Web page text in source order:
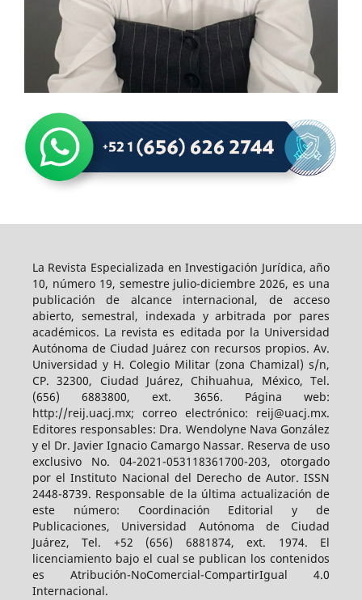
La Revista Especializada en Investigación Jurídica, año
10, número 19, semestre julio-diciembre 2026, es una
publicación de alcance internacional, de acceso
abierto, semestral, indexada y arbitrada por pares
académicos. La revista es editada por la Universidad
Autónoma de Ciudad Juárez con recursos propios. Av.
Universidad y H. Colegio Militar (zona Chamizal) s/n,
CP. 32300, Ciudad Juárez, Chihuahua, México, Tel.
(656) 6883800, ext. 3656. Página web:
http://reij.uacj.mx; correo electrónico: reij@uacj.mx.
Editores responsables: Dra. Wendolyne Nava González
y el Dr. Javier Ignacio Camargo Nassar. Reserva de uso
exclusivo No. 04-2021-053118361700-203, otorgado
por el Instituto Nacional del Derecho de Autor. ISSN
2448-8739. Responsable de la última actualización de
este número: Coordinación Editorial y de
Publicaciones, Universidad Autónoma de Ciudad
Juárez, Tel. +52 (656) 6881874, ext. 1974. El
licenciamiento bajo el cual se publican los contenidos
es Atribución-NoComercial-CompartirIgual 4.0
Internacional.